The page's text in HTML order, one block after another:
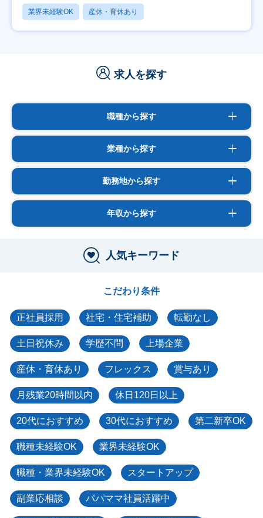
業界未経験OK 産休・育休あり
求人を探す
職種から探す
業種から探す
勤務地から探す
年収から探す
人気キーワード
こだわり条件
正社員採用 社宅・住宅補助 転勤なし
土日祝休み 学歴不問 上場企業
産休・育休あり フレックス 賞与あり
月残業20時間以内 休日120日以上
20代におすすめ 30代におすすめ 第二新卒OK
職種未経験OK 業界未経験OK
職種・業界未経験OK スタートアップ
副業応相談 パパママ社員活躍中